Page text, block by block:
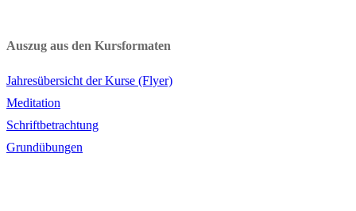
Auszug aus den Kursformaten
Jahresübersicht der Kurse (Flyer)
Meditation
Schriftbetrachtung
Grundübungen